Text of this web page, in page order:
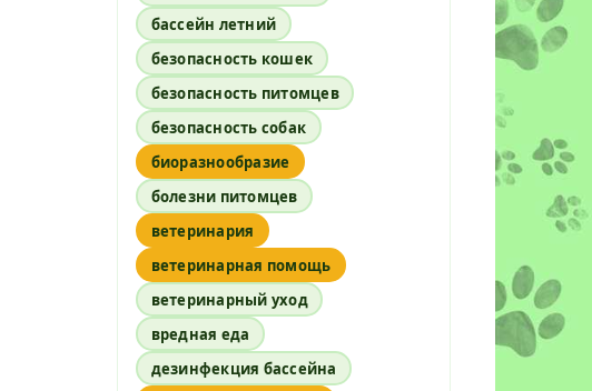
бассейн летний
безопасность кошек
безопасность питомцев
безопасность собак
биоразнообразие
болезни питомцев
ветеринария
ветеринарная помощь
ветеринарный уход
вредная еда
дезинфекция бассейна